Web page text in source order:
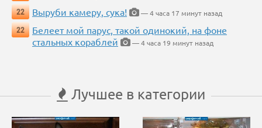
22
Выруби камеру, сука!
— 4 часа 17 минут назад
22
Белеет мой парус, такой одинокий, на фоне
стальных кораблей
— 4 часа 19 минут назад
Лучшее в категории